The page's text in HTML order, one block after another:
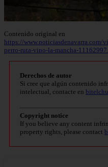
Contenido original en
https://www.noticiasdenavarra.com/
perro-ruta-vino-la-mancha-
Derechos de autor
Si cree que algún contenido
intelectual, contacte en
Copyright notice
If you believe any content
property rights, please contact